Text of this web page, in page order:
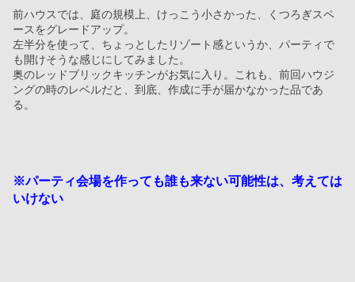
前ハウスでは、庭の規模上、けっこう小さかった、くつろぎスペ
ースをグレードアップ。
左半分を使って、ちょっとしたリゾート感というか、パーティで
も開けそうな感じにしてみました。
奥のレッドブリックキッチンがお気に入り。これも、前回ハウジ
ングの時のレベルだと、到底、作成に手が届かなかった品であ
る。
※パーティ会場を作っても誰も来ない可能性は、考えては
いけない